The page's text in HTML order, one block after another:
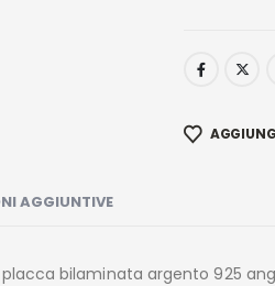
AGGIUNTIVE
bilaminata argento 925